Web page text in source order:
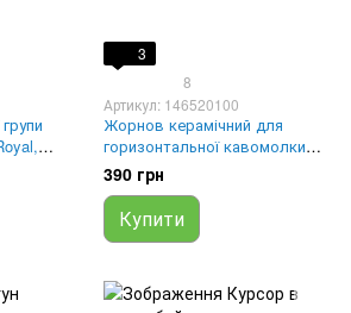
3
8
Артикул: 146520100
Жорнов керамічний для
горизонтальної кавомолки
Saeco, Gaggia 146520100,
1251146, 996530016342,
421944078641
390 грн
Купити